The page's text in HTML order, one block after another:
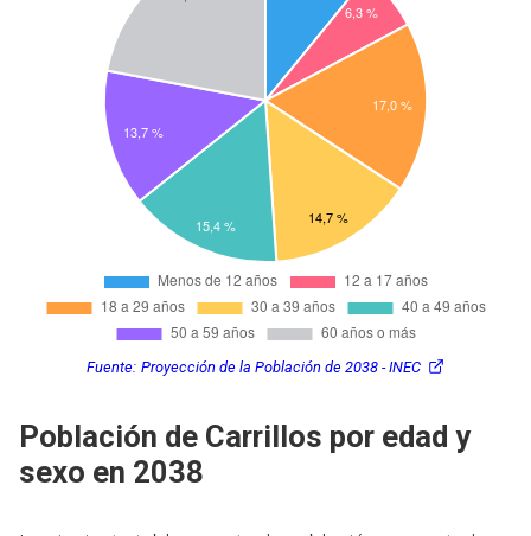
Fuente: Proyección de la Población de 2038 - INEC
Población de Carrillos por edad y
sexo en 2038